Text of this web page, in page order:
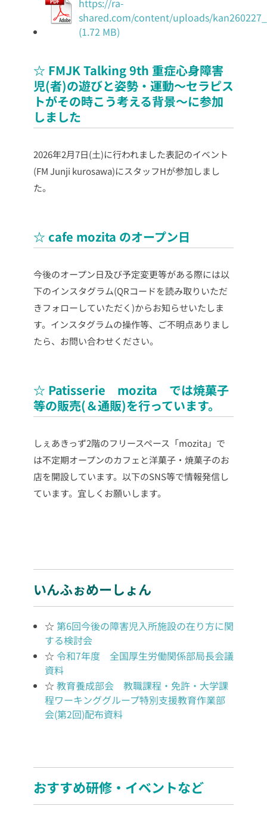
https://ra-
shared.com/content/uploads/
☆ FMJK Talking 9th 重症心身障害
児(者)の遊びと姿勢・運動～セラピス
トがその時こう考える背景～に参加
しました
2026年2月7日(土)に行われました表記のイベント
(FM Junji kurosawa)にスタッフHが参加しまし
た。
☆ cafe mozita のオープン日
今後のオープン日及び予定変更等がある際には以
下のインスタグラム(QRコードを読み取りいただ
きフォローしていただく)からお知らせいたしま
す。インスタグラムの操作等、ご不明点ありまし
たら、お問い合わせください。
☆ Patisserie mozita では焼菓子
等の販売(＆通販)を行っています。
しぇあきっず2階のフリースペース「mozita」で
は不定期オープンのカフェと洋菓子・焼菓子のお
店を開設しています。以下のSNS等で情報発信し
ています。宜しくお願いします。
いんふぉめーしょん
☆ 第6回今後の障害児入所施設の在り方に関
する検討会
☆ 令和7年度 全国厚生労働関係部局長会議
資料
☆ 教育養成部会 教職課程・免許・大学課
程ワーキンググループ特別支援教育作業部
会(第2回)配布資料
おすすめ研修・イベントなど